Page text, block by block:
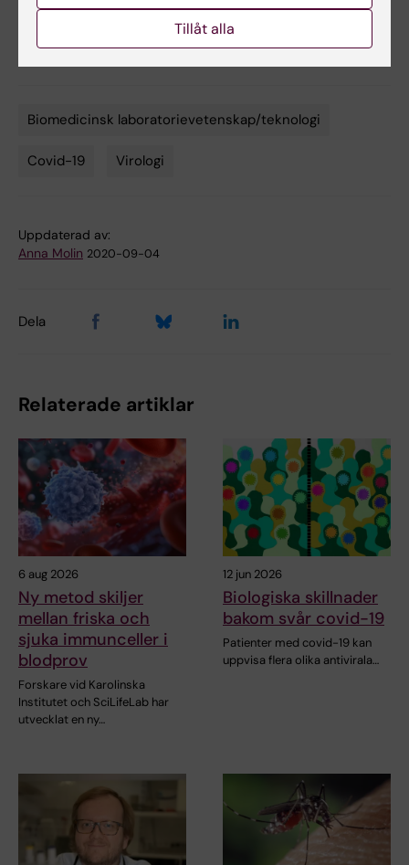
Intervju med Gerald McInerney om jakten på
antikroppar
Biomedicinsk laboratorievetenskap/teknologi
Covid-19 Virologi
Uppdaterad av:
Anna Molin 2020-09-04
Dela
Relaterade artiklar
6 aug 2026
Ny metod skiljer
mellan friska och
sjuka immunceller i
blodprov
Forskare vid Karolinska
Institutet och SciLifeLab har
utvecklat en ny…
12 jun 2026
Biologiska skillnader
bakom svår covid-19
Patienter med covid-19 kan
uppvisa flera olika antivirala…
Tillåt alla